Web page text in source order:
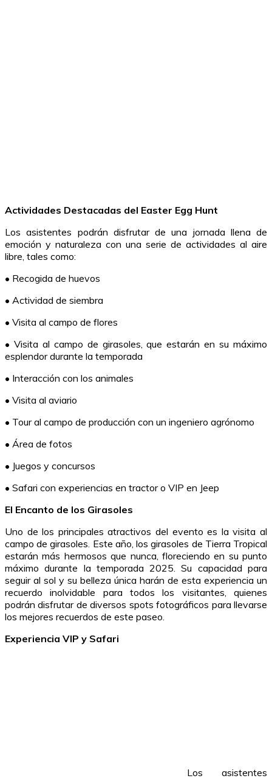
Actividades Destacadas del Easter Egg Hunt
Los asistentes podrán disfrutar de una jornada llena de
emoción y naturaleza con una serie de actividades al aire
libre, tales como:
• Recogida de huevos
• Actividad de siembra
• Visita al campo de flores
• Visita al campo de girasoles, que estarán en su máximo
esplendor durante la temporada
• Interacción con los animales
• Visita al aviario
• Tour al campo de producción con un ingeniero agrónomo
• Área de fotos
• Juegos y concursos
• Safari con experiencias en tractor o VIP en Jeep
El Encanto de los Girasoles
Uno de los principales atractivos del evento es la visita al
campo de girasoles. Este año, los girasoles de Tierra Tropical
estarán más hermosos que nunca, floreciendo en su punto
máximo durante la temporada 2025. Su capacidad para
seguir al sol y su belleza única harán de esta experiencia un
recuerdo inolvidable para todos los visitantes, quienes
podrán disfrutar de diversos spots fotográficos para llevarse
los mejores recuerdos de este paseo.
Experiencia VIP y Safari
Los asistentes